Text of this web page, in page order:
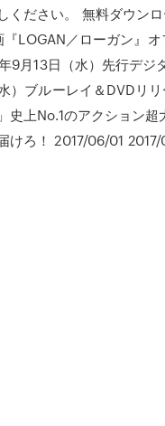
ください。 無料ダウンロ
LOGAN／ローガン』オ
9月13日（水）先行デジ
）ブルーレイ＆DVDリリ
史上No.1のアクション超
けろ！ 2017/06/01